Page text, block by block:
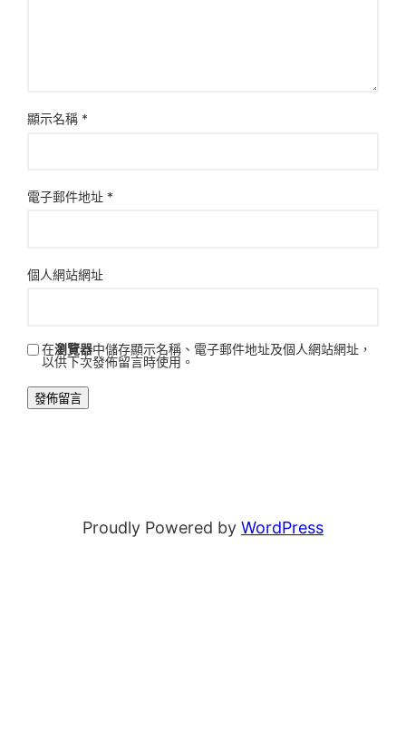
顯示名稱 *
電子郵件地址 *
個人網站網址
在瀏覽器中儲存顯示名稱、電子郵件地址及個人網站網址，
以供下次發佈留言時使用。
Proudly Powered by WordPress